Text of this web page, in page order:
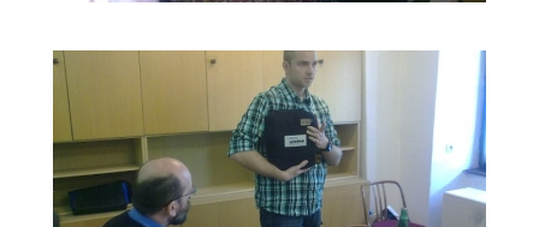
ŠKOLENÍ LIFEPACK 2011_5